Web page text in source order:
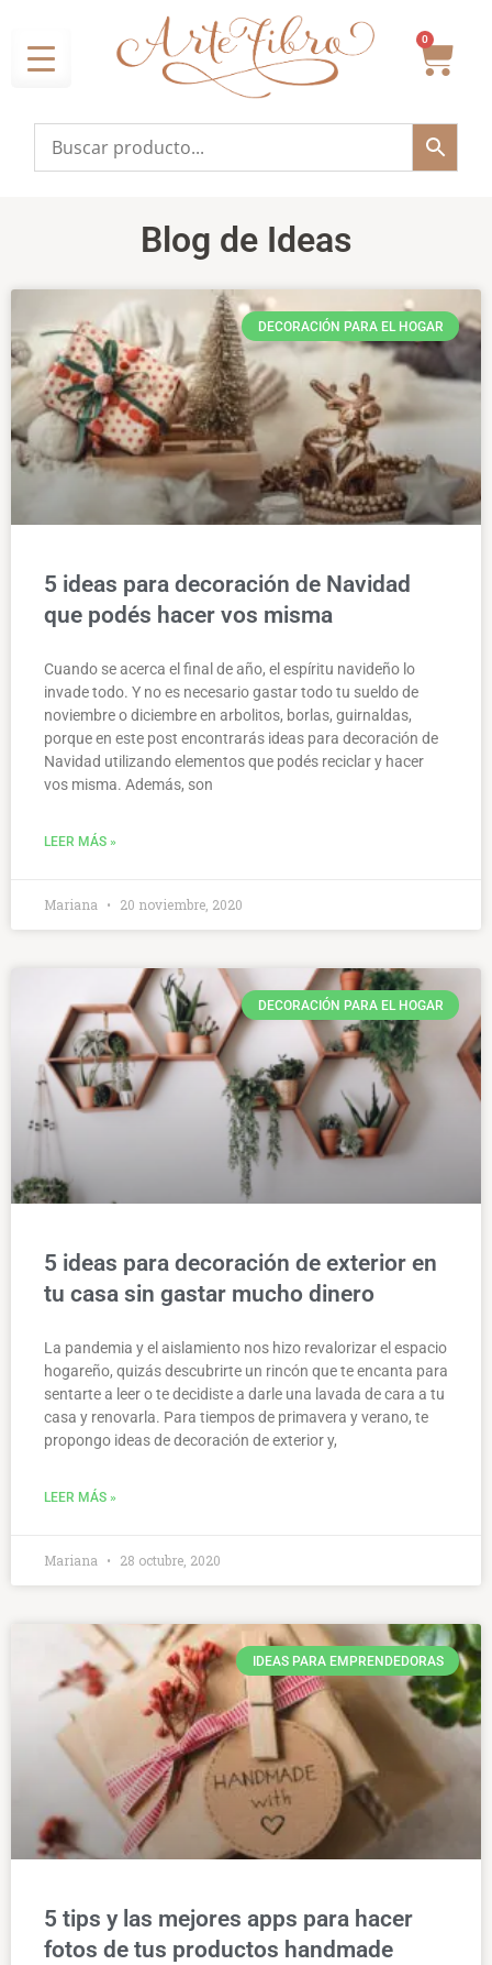
0
Blog de Ideas
DECORACIÓN PARA EL HOGAR
5 ideas para decoración de Navidad
que podés hacer vos misma
Cuando se acerca el final de año, el espíritu navideño lo
invade todo. Y no es necesario gastar todo tu sueldo de
noviembre o diciembre en arbolitos, borlas, guirnaldas,
porque en este post encontrarás ideas para decoración de
Navidad utilizando elementos que podés reciclar y hacer
vos misma. Además, son
LEER MÁS »
Mariana 20 noviembre, 2020
DECORACIÓN PARA EL HOGAR
5 ideas para decoración de exterior en
tu casa sin gastar mucho dinero
La pandemia y el aislamiento nos hizo revalorizar el espacio
hogareño, quizás descubrirte un rincón que te encanta para
sentarte a leer o te decidiste a darle una lavada de cara a tu
casa y renovarla. Para tiempos de primavera y verano, te
propongo ideas de decoración de exterior y,
LEER MÁS »
Mariana 28 octubre, 2020
IDEAS PARA EMPRENDEDORAS
5 tips y las mejores apps para hacer
fotos de tus productos handmade